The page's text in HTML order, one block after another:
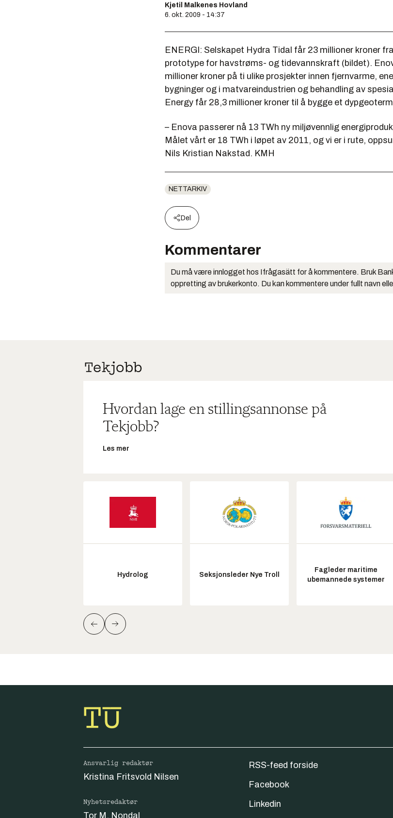
Kjetil Malkenes Hovland
6. okt. 2009 - 14:37
ENERGI: Selskapet Hydra Tidal får 23 millioner kroner
prototype for havstrøms- og tidevannskraft (bildet).
millioner kroner på ti ulike prosjekter innen fjernvarme,
bygninger og i matvareindustrien og behandling av
Energy får 28,3 millioner kroner til å bygge et
– Enova passerer nå 13 TWh ny miljøvennlig
Målet vårt er 18 TWh i løpet av 2011, og vi er i rute,
Nils Kristian Nakstad. KMH
NETTARKIV
Del
Kommentarer
Du må være innlogget hos Ifrågasätt for å kommentere. Bruk
oppretting av brukerkonto. Du kan kommentere under fullt navn
Hvordan lage en stillingsannonse på
Tekjobb?
Les mer
Hydrolog Seksjonsleder Nye Troll
Fagleder maritime
ubemannede systemer
Ansvarlig redaktør
Kristina Fritsvold Nilsen
Nyhetsredaktør
Tor M. Nondal
RSS-feed forside
Facebook
Linkedin